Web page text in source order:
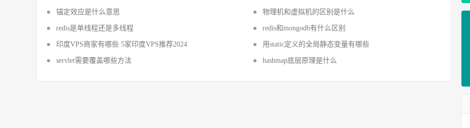
锚定效应是什么意思 物理机和虚拟机的区别是什么
redis是单线程还是多线程 redis和mongodb有什么区别
印度VPS商家有哪些 5家印度VPS推荐2024 用static定义的全局静态变量有哪些
servlet需要覆盖哪些方法 hashmap底层原理是什么